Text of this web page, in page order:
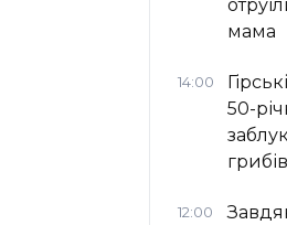
мама
14:00
50-
грибів
12:00